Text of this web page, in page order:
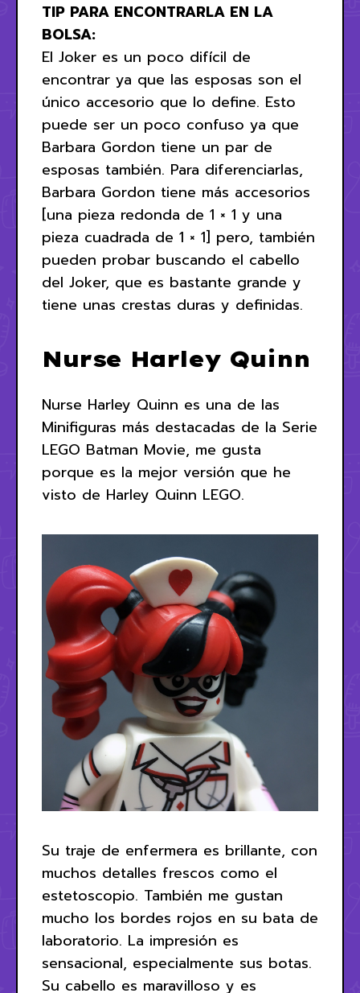
TIP PARA ENCONTRARLA EN LA
BOLSA:
El Joker es un poco difícil de
encontrar ya que las esposas son el
único accesorio que lo define. Esto
puede ser un poco confuso ya que
Barbara Gordon tiene un par de
esposas también. Para diferenciarlas,
Barbara Gordon tiene más accesorios
[una pieza redonda de 1 × 1 y una
pieza cuadrada de 1 × 1] pero, también
pueden probar buscando el cabello
del Joker, que es bastante grande y
tiene unas crestas duras y definidas.
Nurse Harley Quinn
Nurse Harley Quinn es una de las
Minifiguras más destacadas de la Serie
LEGO Batman Movie, me gusta
porque es la mejor versión que he
visto de Harley Quinn LEGO.
Su traje de enfermera es brillante, con
muchos detalles frescos como el
estetoscopio. También me gustan
mucho los bordes rojos en su bata de
laboratorio. La impresión es
sensacional, especialmente sus botas.
Su cabello es maravilloso y es